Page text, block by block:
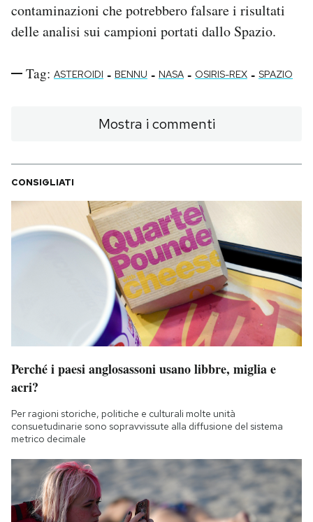
contaminazioni che potrebbero falsare i risultati
delle analisi sui campioni portati dallo Spazio.
Tag: ASTEROIDI - BENNU - NASA - OSIRIS-REX - SPAZIO
Mostra i commenti
CONSIGLIATI
Perché i paesi anglosassoni usano libbre, miglia e
acri?
Per ragioni storiche, politiche e culturali molte unità
consuetudinarie sono sopravvissute alla diffusione del sistema
metrico decimale